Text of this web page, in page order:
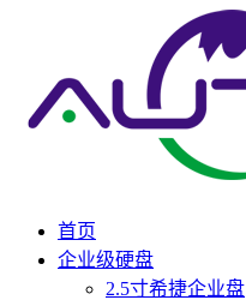
首页
企业级硬盘
2.5寸希捷企业盘